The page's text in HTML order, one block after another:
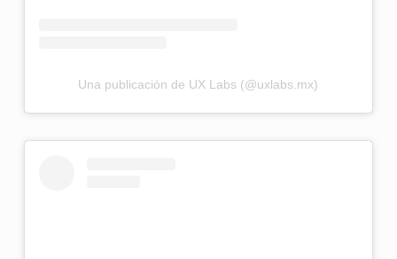
Una publicación de UX Labs (@uxlabs.mx)